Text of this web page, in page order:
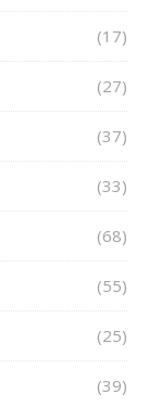
(17)
(27)
(37)
(33)
(68)
(55)
(25)
(39)